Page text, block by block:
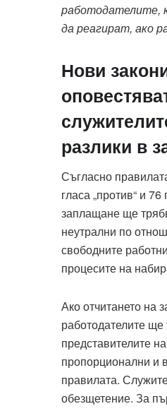
работодателите,
да реагират, ако
Нови
разлики в
Съгласно
гласа „против“ и
заплащане ще
неутрални по
свободните
процесите на
Ако отчитането на
работодателите
представителите
пропорционални и
правилата.
обезщетение. За